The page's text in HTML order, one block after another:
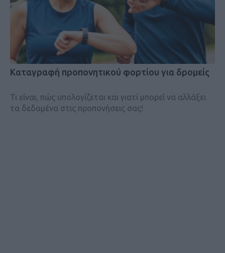
Kαταγραφή προπονητικού φορτίου για δρομείς
Τι είναι, πώς υπολογίζεται και γιατί μπορεί να αλλάξει
τα δεδομένα στις προπονήσεις σας!